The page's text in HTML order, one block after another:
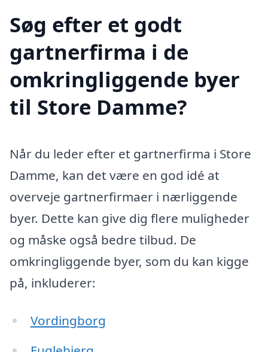
Søg efter et godt
gartnerfirma i de
omkringliggende byer
til Store Damme?
Når du leder efter et gartnerfirma i Store
Damme, kan det være en god idé at
overveje gartnerfirmaer i nærliggende
byer. Dette kan give dig flere muligheder
og måske også bedre tilbud. De
omkringliggende byer, som du kan kigge
på, inkluderer:
Vordingborg